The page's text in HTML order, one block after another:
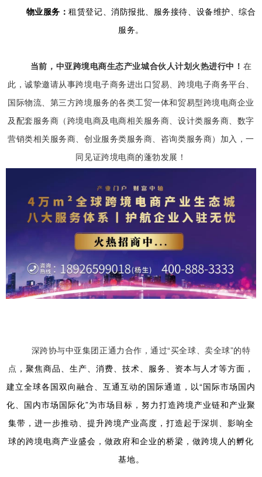
物业服务：租赁登记、消防报批、服务接待、设备维护、综合
服务。
当前，中亚跨境电商生态产业城合伙人计划火热进行中！ 在
此，诚挚邀请从事跨境电子商务进出口贸易、跨境电子商务平台、
国际物流、第三方跨境服务的各类工贸一体和贸易型跨境电商企业
及配套服务商（跨境电商及电商相关服务商、设计类服务商、数字
营销类相关服务商、创业服务类服务商、咨询类服务商）加入，一
同见证跨境电商的蓬勃发展！
深跨协与中亚集团正通力合作，通过“买全球、卖全球”的特
点 ，聚焦商品、生产、消费、技术、服务、资本与人才等方面，
建立全球各国双向融合、互通互动的国际通道，以“国际市场国内
化、国内市场国际化”为市场目标，努力打造跨境产业链和产业聚
集带， 进一步推动、提升跨境产业高度，打造起于深圳、影响全
球的跨境电商产业盛会，做政府和企业的桥梁，做跨境人的孵化
基地。